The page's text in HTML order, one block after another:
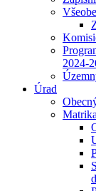
2024-
Úrad
Matrika